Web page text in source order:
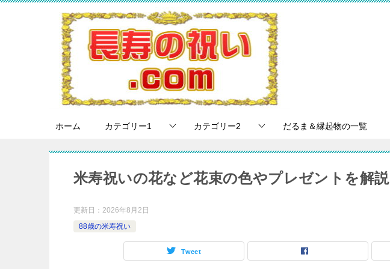
ホーム カテゴリー1 カテゴリー2 だるま＆縁起物の一覧
米寿祝いの花など花束の色やプレゼントを解説
更新日： 2026年8月2日
88歳の米寿祝い
Tweet